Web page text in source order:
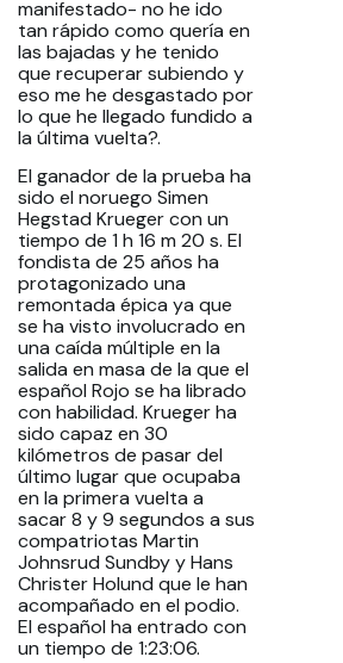
manifestado- no he ido
tan rápido como quería en
las bajadas y he tenido
que recuperar subiendo y
eso me he desgastado por
lo que he llegado fundido a
la última vuelta?.
El ganador de la prueba ha
sido el noruego Simen
Hegstad Krueger con un
tiempo de 1 h 16 m 20 s. El
fondista de 25 años ha
protagonizado una
remontada épica ya que
se ha visto involucrado en
una caída múltiple en la
salida en masa de la que el
español Rojo se ha librado
con habilidad. Krueger ha
sido capaz en 30
kilómetros de pasar del
último lugar que ocupaba
en la primera vuelta a
sacar 8 y 9 segundos a sus
compatriotas Martin
Johnsrud Sundby y Hans
Christer Holund que le han
acompañado en el podio.
El español ha entrado con
un tiempo de 1:23:06.